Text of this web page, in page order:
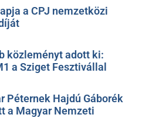
a CPJ nemzetközi
közleményt adott ki:
a Sziget Fesztivállal
Péternek Hajdú Gáborék
a Magyar Nemzeti